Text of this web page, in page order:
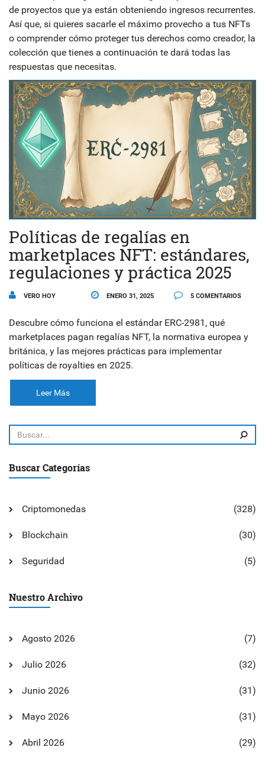
de proyectos que ya están obteniendo ingresos recurrentes.
Así que, si quieres sacarle el máximo provecho a tus NFTs
o comprender cómo proteger tus derechos como creador, la
colección que tienes a continuación te dará todas las
respuestas que necesitas.
Políticas de regalías en
marketplaces NFT: estándares,
regulaciones y práctica 2025
VERO HOY ENERO 31, 2025 5 COMENTARIOS
Descubre cómo funciona el estándar ERC-2981, qué
marketplaces pagan regalías NFT, la normativa europea y
británica, y las mejores prácticas para implementar
políticas de royalties en 2025.
Leer Más
Buscar Categorías
Criptomonedas (328)
Blockchain (30)
Seguridad (5)
Nuestro Archivo
Agosto 2026 (7)
Julio 2026 (32)
Junio 2026 (31)
Mayo 2026 (31)
Abril 2026 (29)